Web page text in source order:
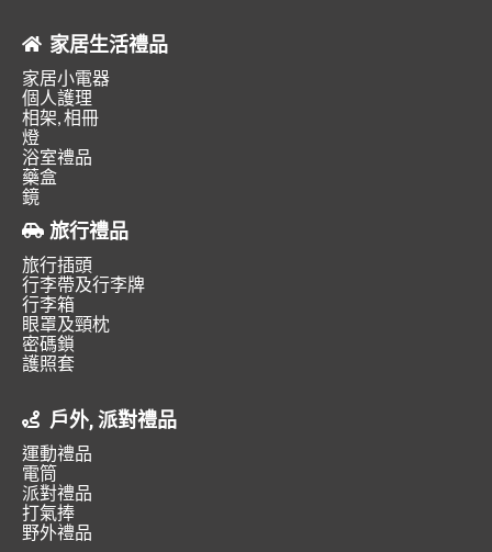
家居生活禮品
家居小電器
個人護理
相架, 相冊
燈
浴室禮品
藥盒
鏡
旅行禮品
旅行插頭
行李帶及行李牌
行李箱
眼罩及頸枕
密碼鎖
護照套
戶外, 派對禮品
運動禮品
電筒
派對禮品
打氣捧
野外禮品